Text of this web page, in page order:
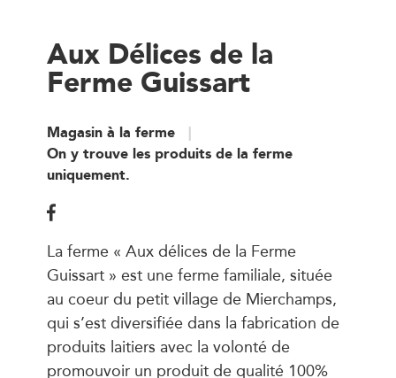
Aux Délices de la
Ferme Guissart
Magasin à la ferme
On y trouve les produits de la ferme
uniquement.
La ferme « Aux délices de la Ferme
Guissart » est une ferme familiale, située
au coeur du petit village de Mierchamps,
qui s’est diversifiée dans la fabrication de
produits laitiers avec la volonté de
promouvoir un produit de qualité 100%